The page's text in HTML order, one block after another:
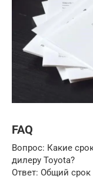
FAQ
Вопрос: Какие
дилеру Toyota?
Ответ: Общий срок